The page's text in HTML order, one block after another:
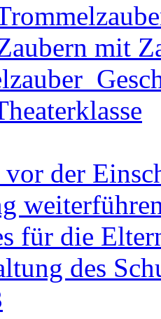
mit
der
für die
des